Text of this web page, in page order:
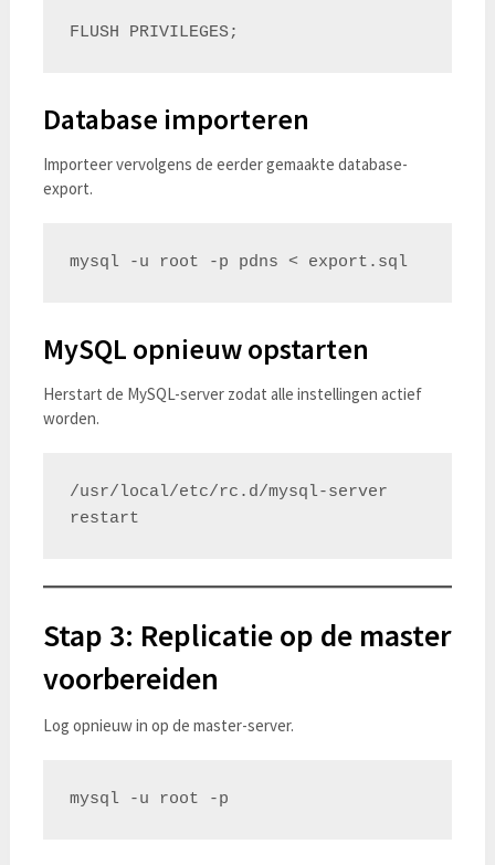
Database importeren
Importeer vervolgens de eerder gemaakte database-
export.
mysql -u root -p pdns < export.sql
MySQL opnieuw opstarten
Herstart de MySQL-server zodat alle instellingen actief
worden.
/usr/local/etc/rc.d/mysql-server
Stap 3: Replicatie op de master
voorbereiden
Log opnieuw in op de master-server.